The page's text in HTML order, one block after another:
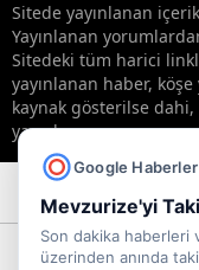
Google Haberler
Mevzurize'yi
Son dakika haberleri
üzerinden anında
Sitede yayınlanan
Yayınlanan
Sitedeki tüm harici
yayınlanan haber, köşe
kaynak gösterilse
yayınlanamaz